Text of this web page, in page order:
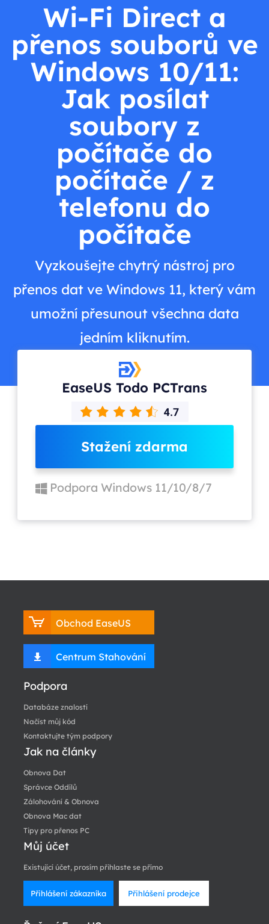
Wi-Fi Direct a
přenos souborů ve
Windows 10/11:
Jak posílat
soubory z
počítače do
počítače / z
telefonu do
počítače
Vyzkoušejte chytrý nástroj pro
přenos dat ve Windows 11, který vám
umožní přesunout všechna data
jedním kliknutím.
EaseUS Todo PCTrans
Stažení zdarma
Podpora Windows 11/10/8/7
Obchod EaseUS
Centrum Stahování
Podpora
Databáze znalostí
Načíst můj kód
Kontaktujte tým podpory
Jak na články
Obnova Dat
Správce Oddílů
Zálohování & Obnova
Obnova Mac dat
Tipy pro přenos PC
Můj účet
Existující účet, prosím přihlaste se přímo
Přihlášení zákazníka Přihlášení prodejce